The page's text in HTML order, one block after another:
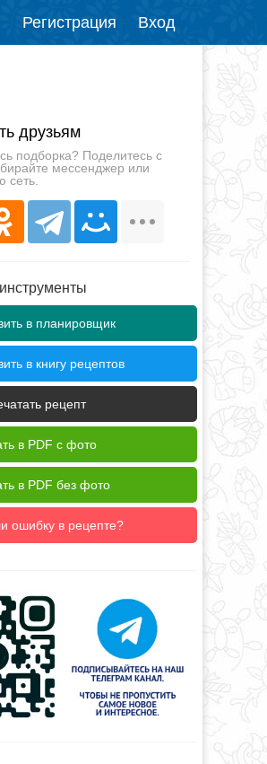
Регистрация Вход
друзьям
подборка? Поделитесь с
мессенджер или
сеть.
в планировщик
в книгу рецептов
рецепт
в PDF с фото
в PDF без фото
ошибку в рецепте?